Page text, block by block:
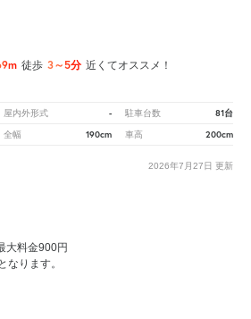
徒歩 3～5分 近くてオススメ！
屋内外形式 - 駐車台数 81台
全幅 190cm 車高 200cm
2026年7月27日 更新
大料金900円
ります。